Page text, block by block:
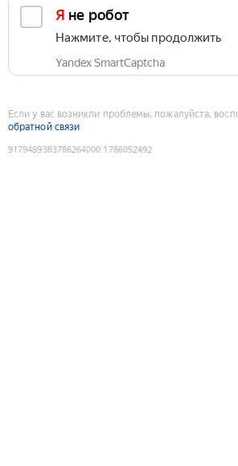
Я не робот
Нажмите, чтобы продолжить
Yandex SmartCaptcha
Если у вас возникли проблемы, пожалуйста,
обратной связи
9179489383786264000:1786052492